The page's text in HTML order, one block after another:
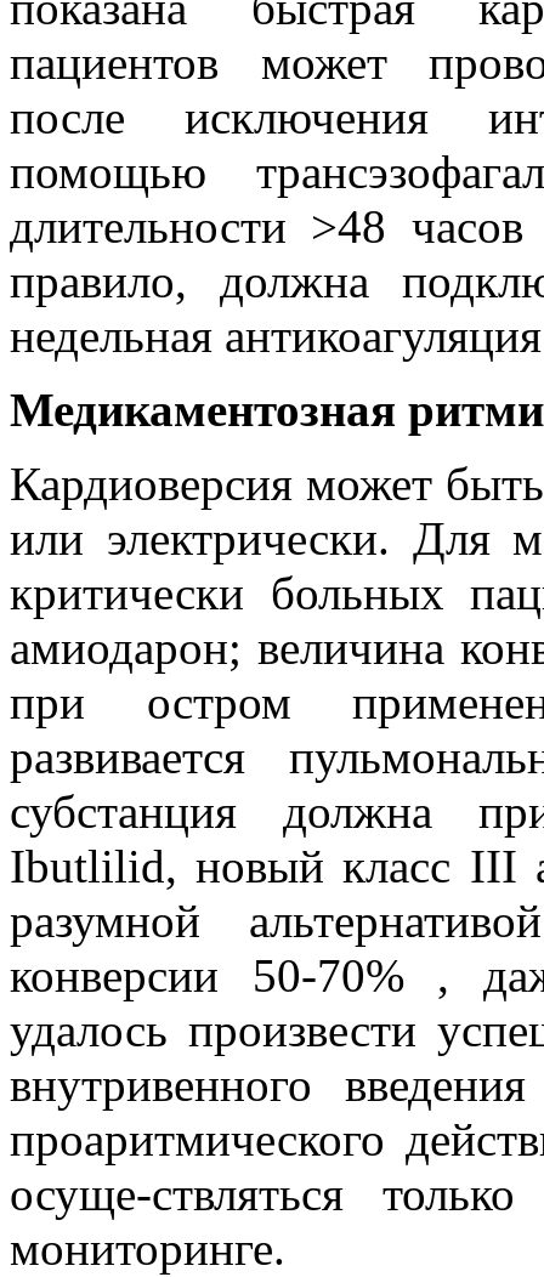
пациентов может
после исключения
помощью
длительности >48
правило, должна
недельная
Медикаментозная
Кардиоверсия может
или электрически. Для
критически больных
амиодарон; величина
при остром
развивается
субстанция должна
Ibutlilid, новый класс III
разумной
конверсии 50-70% ,
удалось произвести
внутривенного
проаритмического
осуще-ствляться
мониторинге.